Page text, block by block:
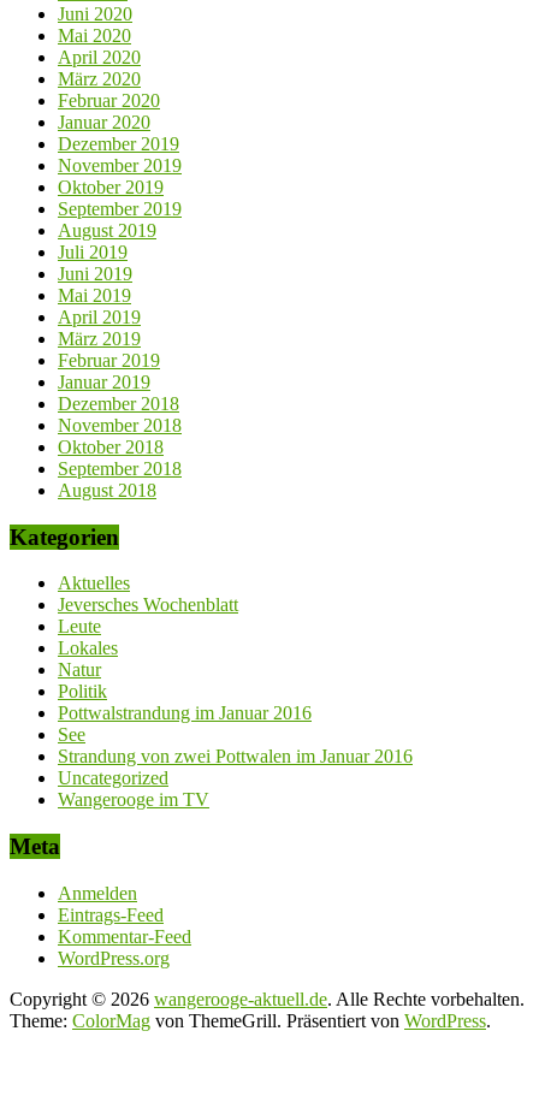
Juni 2020
Mai 2020
April 2020
März 2020
Februar 2020
Januar 2020
Dezember 2019
November 2019
Oktober 2019
September 2019
August 2019
Juli 2019
Juni 2019
Mai 2019
April 2019
März 2019
Februar 2019
Januar 2019
Dezember 2018
November 2018
Oktober 2018
September 2018
August 2018
Kategorien
Aktuelles
Jeversches Wochenblatt
Leute
Lokales
Natur
Politik
Pottwalstrandung im Januar 2016
See
Strandung von zwei Pottwalen im Januar 2016
Uncategorized
Wangerooge im TV
Meta
Anmelden
Eintrags-Feed
Kommentar-Feed
WordPress.org
Copyright © 2026 wangerooge-aktuell.de. Alle Rechte vorbehalten.
Theme: ColorMag von ThemeGrill. Präsentiert von WordPress.